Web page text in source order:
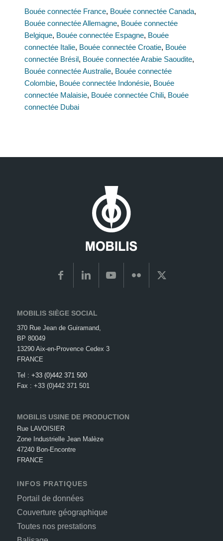
Bouée connectée France, Bouée connectée Canada,
Bouée connectée Allemagne, Bouée connectée
Belgique, Bouée connectée Espagne, Bouée
connectée Italie, Bouée connectée Croatie, Bouée
connectée Brésil, Bouée connectée Arabie Saoudite,
Bouée connectée Australie, Bouée connectée
Colombie, Bouée connectée Indonésie, Bouée
connectée Malaisie, Bouée connectée Chili, Bouée
connectée Dubai
MOBILIS SIÈGE SOCIAL
370 Rue Jean de Guiramand,
BP 80049
13290 Aix-en-Provence Cedex 3
FRANCE
Tel : +33 (0)442 371 500
Fax : +33 (0)442 371 501
MOBILIS USINE DE PRODUCTION
Rue LAVOISIER
Zone Industrielle Jean Malèze
47240 Bon-Encontre
FRANCE
INFOS PRATIQUES
Portail de données
Couverture géographique
Toutes nos prestations